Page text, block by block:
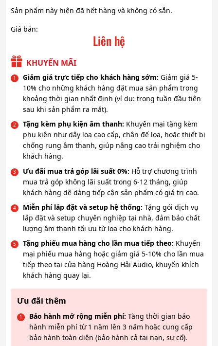
Sản phẩm này hiện đã hết hàng và không có sẵn.
Giá bán:
Liên hệ
KHUYẾN MÃI
Giảm giá trực tiếp cho khách hàng sớm: Giảm giá 5-
10% cho những khách hàng đặt mua sản phẩm trong
khoảng thời gian nhất định (ví dụ: trong tuần đầu tiên
sau khi sản phẩm ra mắt).
Tặng kèm phụ kiện âm thanh: Khuyến mại tặng kèm
phụ kiện như dây loa cao cấp, chân đế loa, hoặc thiết bị
chống rung âm thanh, giúp nâng cao trải nghiệm cho
khách hàng.
Ưu đãi mua trả góp lãi suất 0%: Hỗ trợ chương trình
mua trả góp không lãi suất trong 6-12 tháng, giúp
khách hàng dễ dàng tiếp cận sản phẩm có giá trị cao.
Miễn phí lắp đặt và setup hệ thống: Tặng gói dịch vụ
lắp đặt và setup chuyên nghiệp tại nhà, đảm bảo chất
lượng âm thanh tối ưu từ loa cho khách hàng.
Tặng phiếu mua hàng cho lần mua tiếp theo: Khuyến
mại phiếu mua hàng hoặc giảm giá 5-10% cho lần mua
tiếp theo tại cửa hàng Hoàng Hải Audio, khuyến khích
khách hàng quay lại.
Ưu đãi thêm
Bảo hành mở rộng miễn phí: Tăng thời gian bảo
hành miễn phí từ 1 năm lên 3 năm hoặc cung cấp
bảo hành toàn diện (bảo hành cả tai nạn, sự cố).